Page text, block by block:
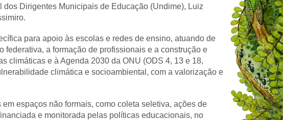
Dirigentes Municipais de Educação (Undime), Luiz
para apoio às escolas e redes de ensino, atuando de
a formação de profissionais e a construção e
climáticas e à Agenda 2030 da ONU (ODS 4, 13 e 18,
climática e socioambiental, com a valorização e
espaços não formais, como coleta seletiva, ações de
e monitorada pelas políticas educacionais, no